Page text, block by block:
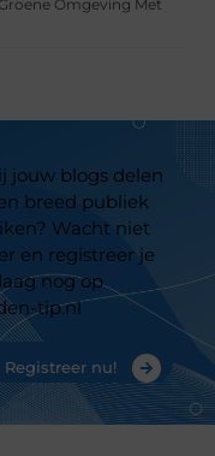
Omgeving Met
jouw blogs delen
breed publiek
Wacht niet
en registreer je
nog op
tip.nl
Registreer nu!